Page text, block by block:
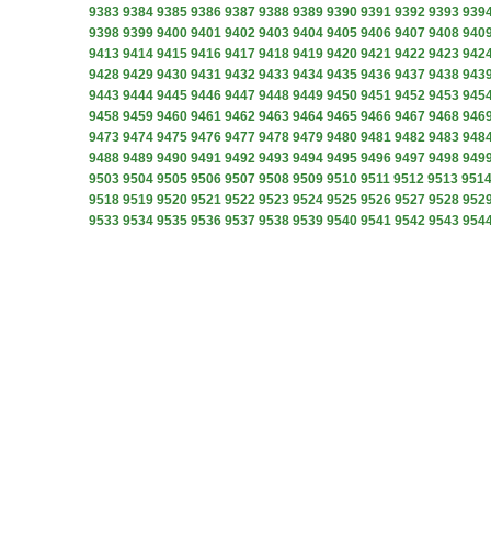
9383 9384 9385 9386 9387 9388 9389 9390 9391 9392 9393
9398 9399 9400 9401 9402 9403 9404 9405 9406 9407 9408
9413 9414 9415 9416 9417 9418 9419 9420 9421 9422 9423
9428 9429 9430 9431 9432 9433 9434 9435 9436 9437 9438
9443 9444 9445 9446 9447 9448 9449 9450 9451 9452 9453
9458 9459 9460 9461 9462 9463 9464 9465 9466 9467 9468
9473 9474 9475 9476 9477 9478 9479 9480 9481 9482 9483
9488 9489 9490 9491 9492 9493 9494 9495 9496 9497 9498
9503 9504 9505 9506 9507 9508 9509 9510 9511 9512 9513 9514
9518 9519 9520 9521 9522 9523 9524 9525 9526 9527 9528
9533 9534 9535 9536 9537 9538 9539 9540 9541 9542 9543